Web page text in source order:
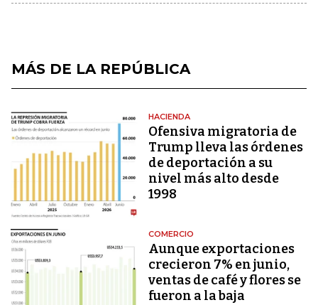
MÁS DE LA REPÚBLICA
HACIENDA
Ofensiva migratoria de
Trump lleva las órdenes
de deportación a su
nivel más alto desde
1998
COMERCIO
Aunque exportaciones
crecieron 7% en junio,
ventas de café y flores se
fueron a la baja